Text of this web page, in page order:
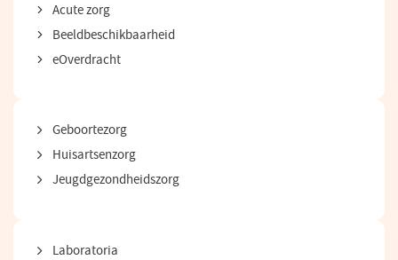
Acute zorg
Beeldbeschikbaarheid
eOverdracht
Geboortezorg
Huisartsenzorg
Jeugdgezondheidszorg
Laboratoria